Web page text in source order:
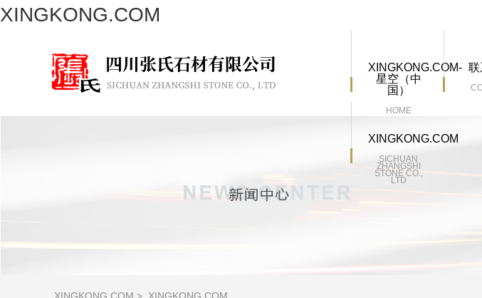
XINGKONG.COM
XINGKONG.COM-
星空（中
国）
HOME
联
XINGKONG.COM
SICHUAN
ZHANGSHI
STONE CO.,
LTD